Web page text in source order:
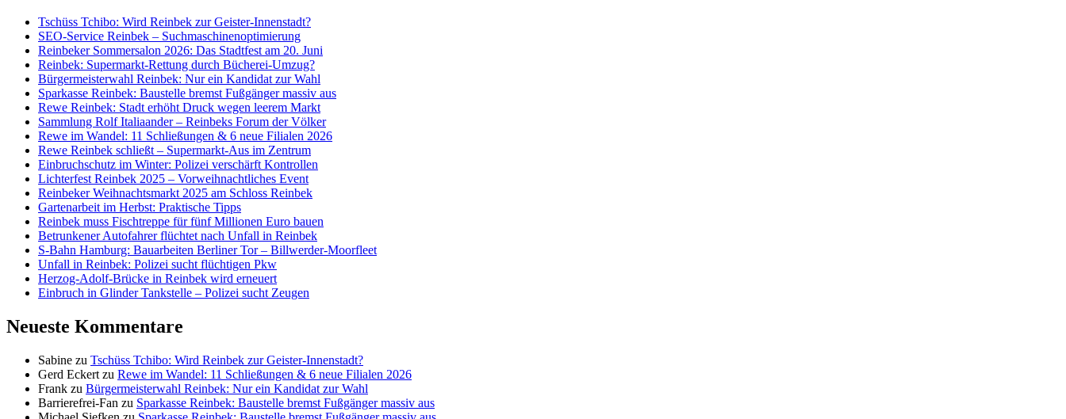
Tschüss Tchibo: Wird Reinbek zur Geister-Innenstadt?
SEO-Service Reinbek – Suchmaschinenoptimierung
Reinbeker Sommersalon 2026: Das Stadtfest am 20. Juni
Reinbek: Supermarkt-Rettung durch Bücherei-Umzug?
Bürgermeisterwahl Reinbek: Nur ein Kandidat zur Wahl
Sparkasse Reinbek: Baustelle bremst Fußgänger massiv aus
Rewe Reinbek: Stadt erhöht Druck wegen leerem Markt
Sammlung Rolf Italiaander – Reinbeks Forum der Völker
Rewe im Wandel: 11 Schließungen & 6 neue Filialen 2026
Rewe Reinbek schließt – Supermarkt-Aus im Zentrum
Einbruchschutz im Winter: Polizei verschärft Kontrollen
Lichterfest Reinbek 2025 – Vorweihnachtliches Event
Reinbeker Weihnachtsmarkt 2025 am Schloss Reinbek
Gartenarbeit im Herbst: Praktische Tipps
Reinbek muss Fischtreppe für fünf Millionen Euro bauen
Betrunkener Autofahrer flüchtet nach Unfall in Reinbek
S-Bahn Hamburg: Bauarbeiten Berliner Tor – Billwerder-Moorfleet
Unfall in Reinbek: Polizei sucht flüchtigen Pkw
Herzog-Adolf-Brücke in Reinbek wird erneuert
Einbruch in Glinder Tankstelle – Polizei sucht Zeugen
Neueste Kommentare
Sabine zu Tschüss Tchibo: Wird Reinbek zur Geister-Innenstadt?
Gerd Eckert zu Rewe im Wandel: 11 Schließungen & 6 neue Filialen 2026
Frank zu Bürgermeisterwahl Reinbek: Nur ein Kandidat zur Wahl
Barrierefrei-Fan zu Sparkasse Reinbek: Baustelle bremst Fußgänger massiv aus